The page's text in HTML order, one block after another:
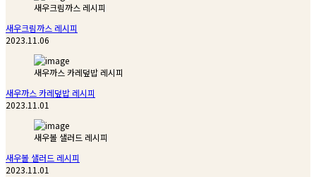
새우크림까스 레시피
새우크림까스 레시피
2023.11.06
새우까스 카레덮밥 레시피
새우까스 카레덮밥 레시피
2023.11.01
새우볼 샐러드 레시피
새우볼 샐러드 레시피
2023.11.01